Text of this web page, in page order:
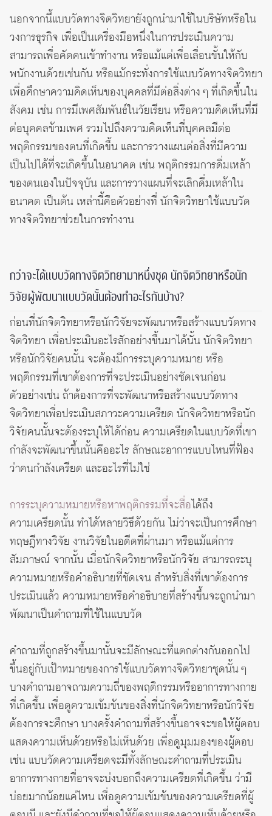
นอกจากนี้แบบวัดทางจิตวิทยายังถูกนำมาใช้ในบริษัทหรือใน
วงการธุรกิจ เพื่อเป็นเครื่องมือหนึ่งในการประเมินความ
สามารถเพื่อคัดคนเข้าทำงาน หรือแม้แต่เพื่อเลื่อนขั้นให้กับ
พนักงานด้วยเช่นกัน หรือแม้กระทั่งการใช้แบบวัดทางจิตวิทยา
เพื่อศึกษาความคิดเห็นของบุคคลที่มีต่อสิ่งต่าง ๆ ที่เกิดขึ้นใน
สังคม เช่น การมีเพศสัมพันธ์ในวัยเรียน หรือความคิดเห็นที่มี
ต่อบุคคลข้ามเพศ รวมไปถึงความคิดเห็นที่บุคคลมีต่อ
พฤติกรรมของตนที่เกิดขึ้น และการวางแผนต่อสิ่งที่มีความ
เป็นไปได้ที่จะเกิดขึ้นในอนาคต เช่น พฤติกรรมการดื่มเหล้า
ของตนเองในปัจจุบัน และการวางแผนที่จะเลิกดื่มเหล้าใน
อนาคต เป็นต้น เหล่านี้คือตัวอย่างที่ นักจิตวิทยาใช้แบบวัด
ทางจิตวิทยาช่วยในการทำงาน
กว่าจะได้แบบวัดทางจิตวิทยามาหนึ่งชุด นักจิตวิทยาหรือนัก
วิจัยผู้พัฒนาแบบวัดนั้นต้องทำอะไรกันบ้าง?
ก่อนที่นักจิตวิทยาหรือนักวิจัยจะพัฒนาหรือสร้างแบบวัดทาง
จิตวิทยา เพื่อประเมินอะไรสักอย่างขึ้นมาได้นั้น นักจิตวิทยา
หรือนักวิจัยคนนั้น จะต้องมีการระบุความหมาย หรือ
พฤติกรรมที่เขาต้องการที่จะประเมินอย่างชัดเจนก่อน
ตัวอย่างเช่น ถ้าต้องการที่จะพัฒนาหรือสร้างแบบวัดทาง
จิตวิทยาเพื่อประเมินสภาวะความเครียด นักจิตวิทยาหรือนัก
วิจัยคนนั้นจะต้องระบุให้ได้ก่อน ความเครียดในแบบวัดที่เขา
กำลังจะพัฒนาขึ้นนั้นคืออะไร ลักษณะอาการแบบไหนที่ฟ้อง
ว่าคนกำลังเครียด และอะไรที่ไม่ใช่
การระบุความหมายหรือหาพฤติกรรมที่จะสื่อได้ถึง
ความเครียดนั้น ทำได้หลายวิธีด้วยกัน ไม่ว่าจะเป็นการศึกษา
ทฤษฎีทางวิจัย งานวิจัยในอดีตที่ผ่านมา หรือแม้แต่การ
สัมภาษณ์ จากนั้น เมื่อนักจิตวิทยาหรือนักวิจัย สามารถระบุ
ความหมายหรือคำอธิบายที่ชัดเจน สำหรับสิ่งที่เขาต้องการ
ประเมินแล้ว ความหมายหรือคำอธิบายที่สร้างขึ้นจะถูกนำมา
พัฒนาเป็นคำถามที่ใช้ในแบบวัด
คำถามที่ถูกสร้างขึ้นมานั้นจะมีลักษณะที่แตกต่างกันออกไป
ขึ้นอยู่กับเป้าหมายของการใช้แบบวัดทางจิตวิทยาชุดนั้น ๆ
บางคำถามอาจถามความถี่ของพฤติกรรมหรืออาการทางกาย
ที่เกิดขึ้น เพื่อดูความเข้มข้นของสิ่งที่นักจิตวิทยาหรือนักวิจัย
ต้องการจะศึกษา บางครั้งคำถามที่สร้างขึ้นอาจจะขอให้ผู้ตอบ
แสดงความเห็นด้วยหรือไม่เห็นด้วย เพื่อดูมุมมองของผู้ตอบ
เช่น แบบวัดความเครียดจะมีทั้งลักษณะคำถามที่ประเมิน
อาการทางกายที่อาจจะบ่งบอกถึงความเครียดที่เกิดขึ้น ว่ามี
บ่อยมากน้อยแค่ไหน เพื่อดูความเข้มข้นของความเครียดที่ผู้